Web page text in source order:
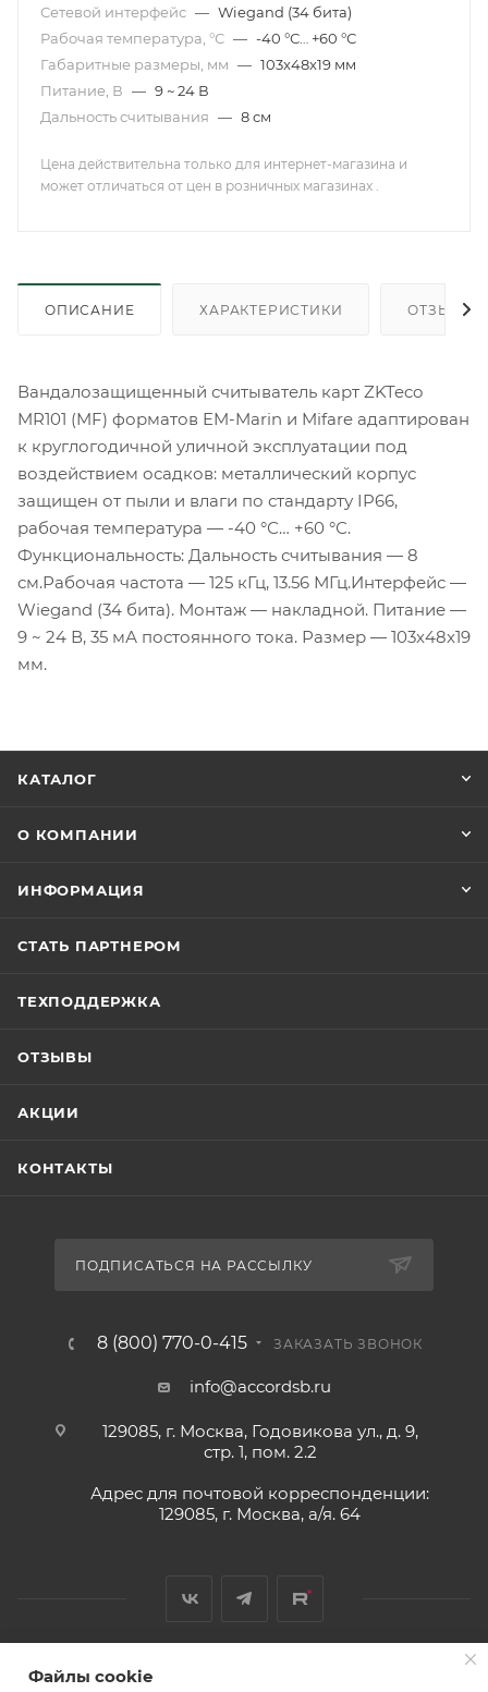
Сетевой интерфейс — Wiegand (34 бита)
Рабочая температура, °С — -40 °С… +60 °С
Габаритные размеры, мм — 103x48x19 мм
Питание, В — 9 ~ 24 В
Дальность считывания — 8 см
Цена действительна только для интернет-магазина и
может отличаться от цен в розничных магазинах .
ОПИСАНИЕ ХАРАКТЕРИСТИКИ ОТЗЫВЫ
Вандалозащищенный считыватель карт ZKTeco
MR101 (MF) форматов EM-Marin и Mifare адаптирован
к круглогодичной уличной эксплуатации под
воздействием осадков: металлический корпус
защищен от пыли и влаги по стандарту IP66,
рабочая температура — -40 °С… +60 °С.
Функциональность: Дальность считывания — 8
см.Рабочая частота — 125 кГц, 13.56 МГц.Интерфейс —
Wiegand (34 бита). Монтаж — накладной. Питание —
9 ~ 24 В, 35 мА постоянного тока. Размер — 103x48x19
мм.
КАТАЛОГ
О КОМПАНИИ
ИНФОРМАЦИЯ
СТАТЬ ПАРТНЕРОМ
ТЕХПОДДЕРЖКА
ОТЗЫВЫ
АКЦИИ
КОНТАКТЫ
ПОДПИСАТЬСЯ НА РАССЫЛКУ
8 (800) 770-0-415 ЗАКАЗАТЬ ЗВОНОК
info@accordsb.ru
129085, г. Москва, Годовикова ул., д. 9,
стр. 1, пом. 2.2
Адрес для почтовой корреспонденции:
129085, г. Москва, а/я. 64
2026 © Обращаем Ваше внимание на то, что вся
Файлы cookie